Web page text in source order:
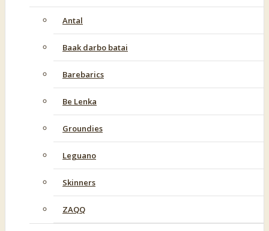
Antal
Baak darbo batai
Barebarics
Be Lenka
Groundies
Leguano
Skinners
ZAQQ